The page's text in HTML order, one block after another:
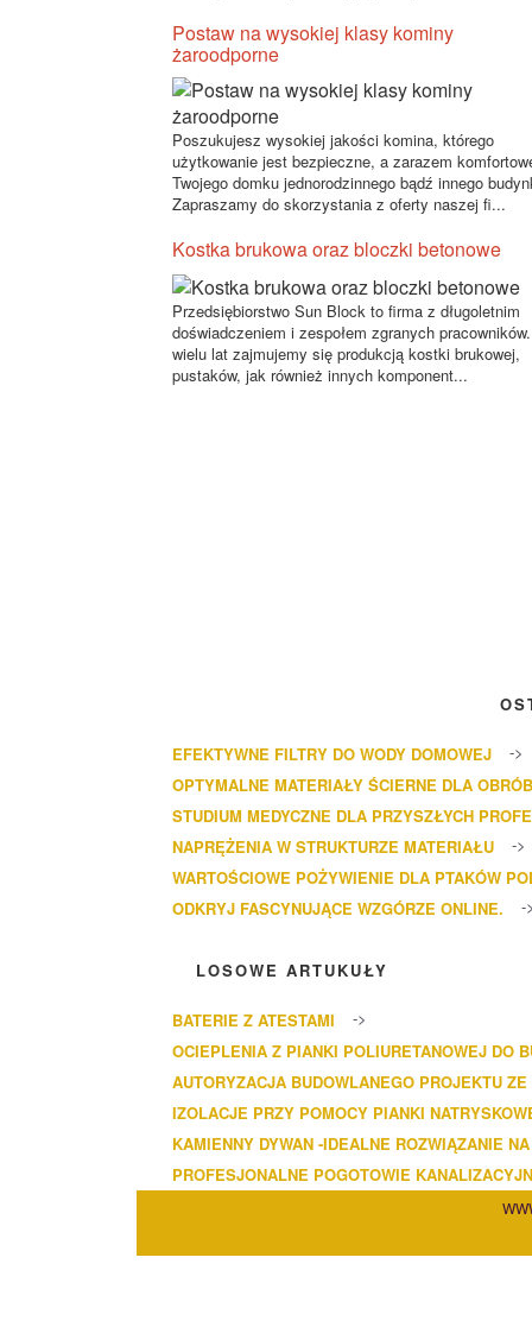
Postaw na wysokiej klasy kominy
żaroodporne
Poszukujesz wysokiej jakości komina, którego
użytkowanie jest bezpieczne, a zarazem
Twojego domku jednorodzinnego bądź innego
Zapraszamy do skorzystania z oferty naszej fi...
Kostka brukowa oraz bloczki betonowe
Przedsiębiorstwo Sun Block to firma z długoletnim
doświadczeniem i zespołem zgranych
wielu lat zajmujemy się produkcją kostki brukowej,
pustaków, jak również innych komponent...
EFEKTYWNE FILTRY DO WODY DOMOWEJ
OPTYMALNE MATERIAŁY ŚCIERNE DLA
STUDIUM MEDYCZNE DLA PRZYSZŁYCH
NAPRĘŻENIA W STRUKTURZE MATERIAŁU
WARTOŚCIOWE POŻYWIENIE DLA PTAKÓW
ODKRYJ FASCYNUJĄCE WZGÓRZE ONLINE.
LOSOWE ARTUKUŁY
BATERIE Z ATESTAMI
OCIEPLENIA Z PIANKI POLIURETANOWEJ DO
AUTORYZACJA BUDOWLANEGO PROJEKTU
IZOLACJE PRZY POMOCY PIANKI
KAMIENNY DYWAN -IDEALNE ROZWIĄZANIE
PROFESJONALNE POGOTOWIE